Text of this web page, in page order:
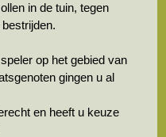
in de tuin, tegen
op het gebied van
gingen u al
en heeft u keuze